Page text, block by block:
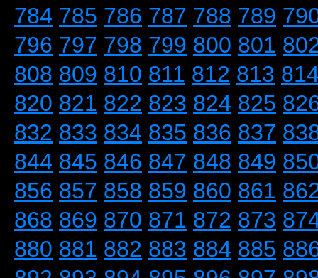
784 785 786 787 788 789
796 797 798 799 800 801
808 809 810 811 812 813
820 821 822 823 824 825
832 833 834 835 836 837
844 845 846 847 848 849
856 857 858 859 860 861
868 869 870 871 872 873
880 881 882 883 884 885